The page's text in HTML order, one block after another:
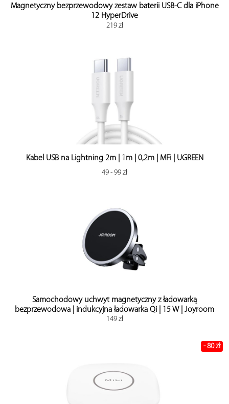
Magnetyczny bezprzewodowy zestaw baterii USB-C dla iPhone
12 HyperDrive
219 zł
Kabel USB na Lightning 2m | 1m | 0,2m | MFi | UGREEN
49 - 99 zł
Samochodowy uchwyt magnetyczny z ładowarką
bezprzewodowa | indukcyjna ładowarka Qi | 15 W | Joyroom
149 zł
- 80 zł